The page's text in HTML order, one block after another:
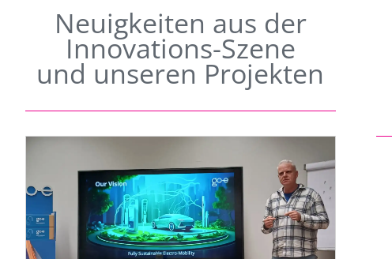
Neuigkeiten aus der
Innovations-Szene
und unseren Projekten